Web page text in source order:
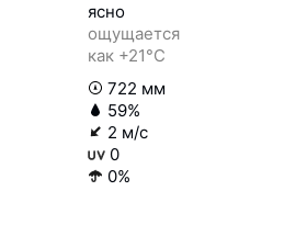
ясно
ощущается
как +21°C
722 мм
59%
2 м/с
0
0%